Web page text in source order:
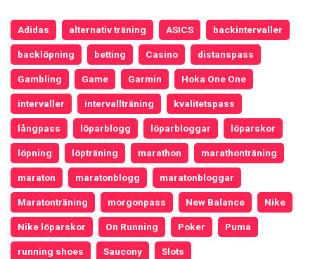
Adidas alternativ träning ASICS backintervaller
backlöpning betting Casino distanspass
Gambling Game Garmin Hoka One One
intervaller intervallträning kvalitetspass
långpass löparblogg löparbloggar löparskor
löpning löpträning marathon marathonträning
maraton maratonblogg maratonbloggar
Maratonträning morgonpass New Balance Nike
Nike löparskor On Running Poker Puma
running shoes Saucony Slots